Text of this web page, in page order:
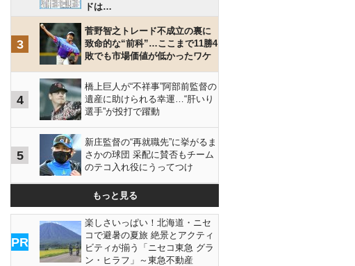
ドは…
3
菅野智之トレード不成立の裏に
致命的な“前科”…ここまで11勝4
敗でも市場価値が低かったワケ
4
橋上巨人が“不祥事”阿部前監督の
遺産に助けられる幸運…“肝いり
選手”が投打で躍動
5
新庄監督の“再就職先”に挙がるま
さかの球団 采配に賛否もチーム
のテコ入れ役にうってつけ
もっと見る
PR
楽しさいっぱい！北海道・ニセ
コで避暑の夏旅 絶景とアクティ
ビティが揃う「ニセコ東急 グラ
ン・ヒラフ」～東急不動産